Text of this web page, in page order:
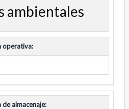
ambientales
operativa:
almacenaje: